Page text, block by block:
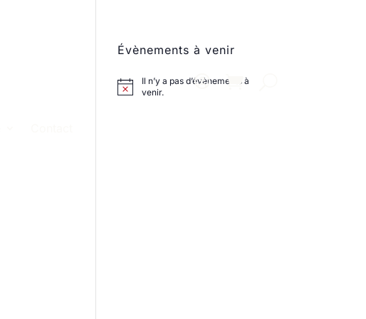
Évènements à venir
Il n’y a pas d’évènements à
venir.